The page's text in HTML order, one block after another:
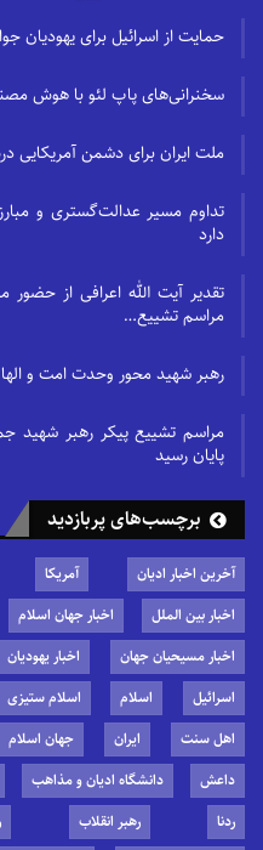
حمایت از اسرائیل برای یهودیان
سخنرانی‌های پاپ لئو با هوش
ملت ایران برای دشمن آمریکایی
تداوم مسیر عدالت‌گستری و
دارد
تقدیر آیت الله اعرافی از
مراسم تشییع…
رهبر شهید محور وحدت امت و
مراسم تشییع پیکر رهبر شهید
پایان رسید
برچسب‌های پربازدید
آخرین اخبار ادیان آمریکا
اخبار بین الملل
اخبار جهان اسلام
اخبار مسیحیان جهان
اخبار یهودیان
اسرائیل
اسلام اسلام ستیزی
اهل سنت
ایران جهان اسلام
داعش
دانشگاه ادیان و مذاهب
ردنا
رهبر انقلاب